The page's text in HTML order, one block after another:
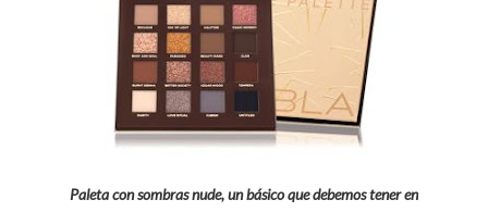
Paleta con sombras nude, un básico que debemos tener en